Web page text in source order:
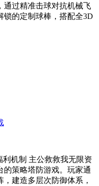
通过精准击球对抗机械飞
锁的定制球棒，搭配全3D
机制 主公救救我无限资
的策略塔防游戏。玩家通
建造多层次防御体系，